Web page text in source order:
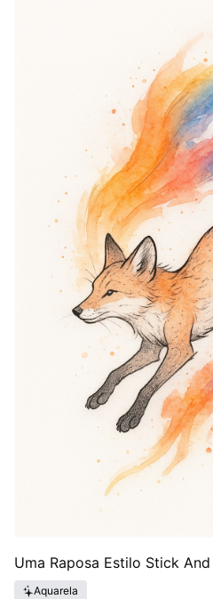
Uma Raposa Estilo Stick
Aquarela